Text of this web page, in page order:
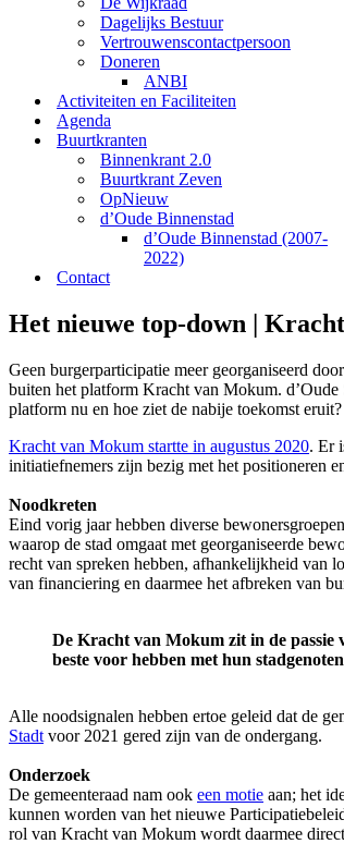
Dagelijks Bestuur
Vertrouwenscontactpersoon
Doneren
ANBI
Activiteiten en Faciliteiten
Agenda
Buurtkranten
Binnenkrant 2.0
Buurtkrant Zeven
OpNieuw
d’Oude Binnenstad
d’Oude Binnenstad (2007-
2022)
Contact
Het nieuwe top-down |
Geen burgerparticipatie meer georganiseerd
buiten het platform Kracht van Mokum.
platform nu en hoe ziet de nabije toekomst eruit?
Kracht van Mokum startte in augustus 2020. Er
initiatiefnemers zijn bezig met het positioneren
Noodkreten
Eind vorig jaar hebben diverse
waarop de stad omgaat met georganiseerde
recht van spreken hebben, afhankelijkheid van
van financiering en daarmee het afbreken van
De Kracht van Mokum zit in de passie
beste voor hebben met hun
Alle noodsignalen hebben ertoe geleid dat de
Stadt voor 2021 gered zijn van de ondergang.
Onderzoek
De gemeenteraad nam ook een motie aan; het
kunnen worden van het nieuwe
rol van Kracht van Mokum wordt daarmee